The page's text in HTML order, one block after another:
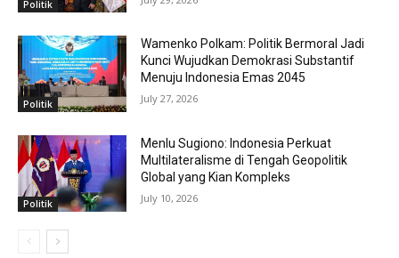
Politik
Politik
Wamenko Polkam: Politik Bermoral Jadi
Kunci Wujudkan Demokrasi Substantif
Menuju Indonesia Emas 2045
July 27, 2026
Politik
Menlu Sugiono: Indonesia Perkuat
Multilateralisme di Tengah Geopolitik
Global yang Kian Kompleks
July 10, 2026